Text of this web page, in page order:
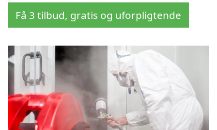
Få 3 tilbud, gratis og uforpligtende